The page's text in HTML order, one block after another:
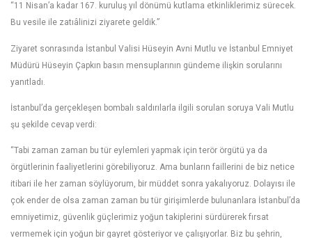
“11 Nisan’a kadar 167. kuruluş yıl dönümü kutlama etkinliklerimiz sürecek.
Bu vesile ile zatıâlinizi ziyarete geldik.”
Ziyaret sonrasında İstanbul Valisi Hüseyin Avni Mutlu ve İstanbul Emniyet
Müdürü Hüseyin Çapkın basın mensuplarının gündeme ilişkin sorularını
yanıtladı.
İstanbul’da gerçekleşen bombalı saldırılarla ilgili sorulan soruya Vali Mutlu
şu şekilde cevap verdi:
“Tabi zaman zaman bu tür eylemleri yapmak için terör örgütü ya da
örgütlerinin faaliyetlerini görebiliyoruz. Ama bunların faillerini de biz netice
itibari ile her zaman söylüyorum, bir müddet sonra yakalıyoruz. Dolayısı ile
çok ender de olsa zaman zaman bu tür girişimlerde bulunanlara İstanbul’da
emniyetimiz, güvenlik güçlerimiz yoğun takiplerini sürdürerek fırsat
vermemek için yoğun bir gayret gösteriyor ve çalışıyorlar. Biz bu şehrin,